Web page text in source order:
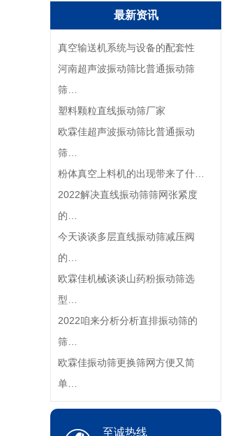
最新资讯
真空输送机系统与设备的配套性
河南超声波振动筛比普通振动筛
筛…
塑料颗粒直线振动筛厂家
欧霖佳超声波振动筛比普通振动
筛…
​粉体真空上料机的出现带来了什…
2022解决直线振动筛筛网张紧度
的…
今天谈谈多层直线振动筛减压阀
的…
欧霖佳机械谈谈山药粉振动筛选
型…
2022咱来分析分析直排振动筛的
筛…
欧霖佳振动筛更换筛网方便又简
单…
至诚热线